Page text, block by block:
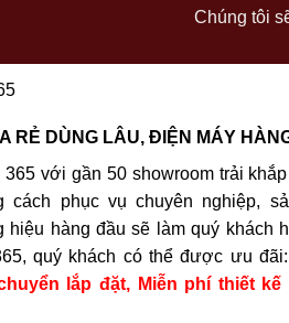
Chúng tôi
RẺ DÙNG LÂU, ĐIỆN MÁY
với gần 50 showroom trải
cách phục vụ chuyên nghiệp,
hiệu hàng đầu sẽ làm quý khách
quý khách có thể được ưu đãi:
lắp đặt, Miễn phí thiết